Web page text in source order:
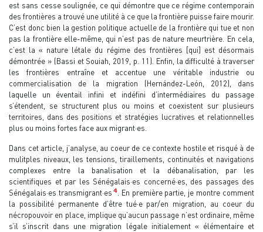
est sans cesse soulignée, ce qui démontre que ce régime contemporain
des frontières a trouvé une utilité à ce que la frontière puisse faire mourir.
C’est donc bien la gestion politique actuelle de la frontière qui tue et non
pas la frontière elle-même, qui n’est pas de nature meurtrière. En cela,
c’est la « nature létale du régime des frontières [qui] est désormais
démontrée » (Bassi et Souiah, 2019, p. 11). Enfin, la difficulté à traverser
les frontières entraîne et accentue une véritable industrie ou
commercialisation de la migration (Hernández-León, 2012), dans
laquelle un éventail infini et indéfini d’intermédiaires du passage
s’étendent, se structurent plus ou moins et coexistent sur plusieurs
territoires, dans des positions et stratégies lucratives et relationnelles
plus ou moins fortes face aux migrant·es.
Dans cet article, j’analyse, au coeur de ce contexte hostile et risqué à de
mulitples niveaux, les tensions, tiraillements, continuités et navigations
complexes entre la banalisation et la débanalisation, par les
scientifiques et par les Sénégalais·es concerné·es, des passages des
Sénégalais·es transmigrant·es 4. En première partie, je montre comment
la possibilité permanente d’être tué·e par/en migration, au coeur du
nécropouvoir en place, implique qu’aucun passage n’est ordinaire, même
s’il s’inscrit dans une migration légale initialement « élémentaire et